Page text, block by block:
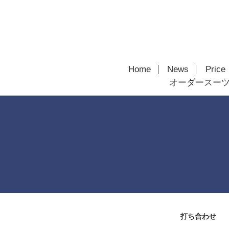
Home News
Price
オーダースー
打ち合わせ